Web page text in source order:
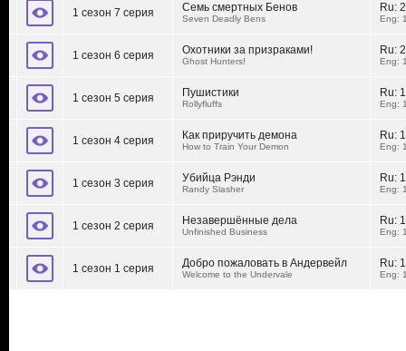
1 сезон 7 серия Семь смертных Бенов
Seven Deadly Bens
Ru:
Eng:
1 сезон 6 серия Охотники за призраками!
Ghost Hunters!
Ru:
Eng:
1 сезон 5 серия Пушистики
Rollyfluffs
Ru:
Eng:
1 сезон 4 серия Как приручить демона
How to Train Your Demon
Ru:
Eng:
1 сезон 3 серия Убийца Рэнди
Randy Slasher
Ru:
Eng:
1 сезон 2 серия Незавершённые дела
Unfinished Business
Ru:
Eng:
1 сезон 1 серия Добро пожаловать в Андервейл
Welcome to the Undervale
Ru:
Eng: